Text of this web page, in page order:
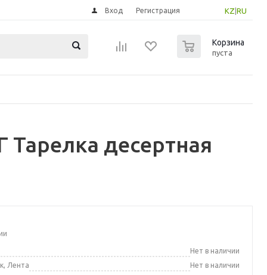
KZ RU
Вход Регистрация
Корзина
пуста
десертная
Нет в наличии
Лента
Нет в наличии